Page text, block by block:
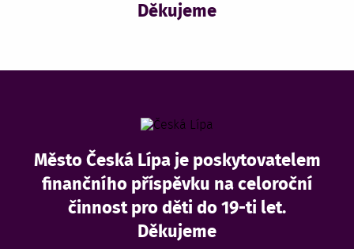
Děkujeme
Město Česká Lípa je poskytovatelem
finančního příspěvku na celoroční
činnost pro děti do 19-ti let.
Děkujeme